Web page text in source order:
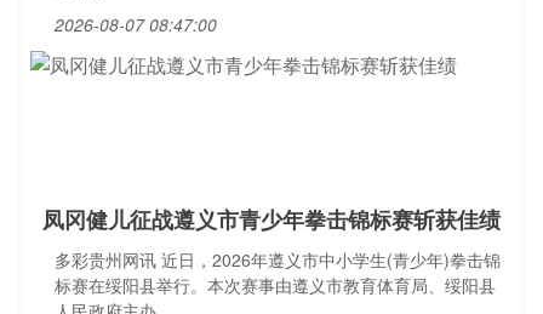
2026-08-07 08:47:00
凤冈健儿征战遵义市青少年拳击锦标赛斩获佳绩
多彩贵州网讯 近日，2026年遵义市中小学生(青少年)拳击锦
标赛在绥阳县举行。本次赛事由遵义市教育体育局、绥阳县